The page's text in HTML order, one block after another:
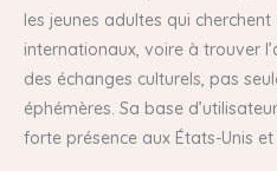
les jeunes adultes qui
internationaux, voire à trouver
des échanges culturels, pas
éphémères. Sa base
forte présence aux États-Unis et